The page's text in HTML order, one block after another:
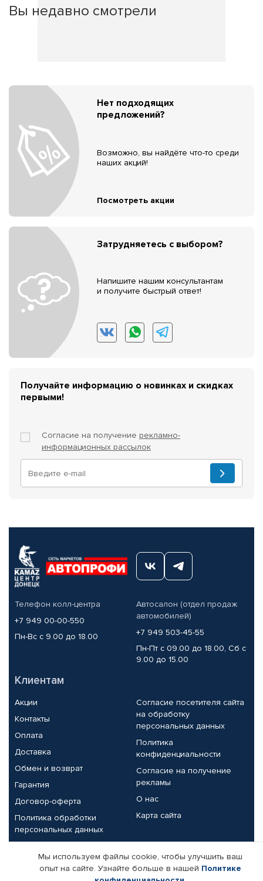
Вы недавно смотрели
Нет подходящих
предложений?
Возможно, вы найдёте что-то среди
наших акций!
Посмотреть акции
Затрудняетесь с выбором?
Напишите нашим консультантам
и получите быстрый ответ!
Получайте информацию о новинках и скидках
первыми!
Согласие на получение рекламно-
информационных рассылок
Телефон колл-центра
+7 949 00-00-550
Пн-Вс с 9.00 до 18.00
Автосалон (отдел продаж
автомобилей)
+7 949 503-45-55
Пн-Пт с 09.00 до 18.00, Сб с
9.00 до 15.00
Клиентам
Акции
Контакты
Оплата
Доставка
Обмен и возврат
Гарантия
Договор-оферта
Политика обработки
персональных данных
Согласие посетителя сайта
на обработку
персональных данных
Политика
конфиденциальности
Согласие на получение
рекламы
О нас
Карта сайта
Партнерам
Корпоративным клиентам Реквизиты компании
Мы используем файлы cookie, чтобы улучшить ваш
опыт на сайте. Узнайте больше в нашей Политике